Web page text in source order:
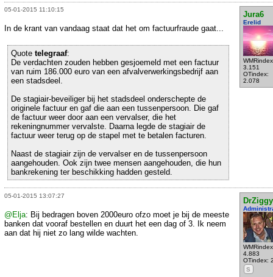
05-01-2015 11:10:15
Jura6
Erelid
3.151
OTindex:
2.078
In de krant van vandaag staat dat het om factuurfraude gaat...
Quote telegraaf:
De verdachten zouden hebben gesjoemeld met een factuur
van ruim 186.000 euro van een afvalverwerkingsbedrijf aan
een stadsdeel.
De stagiair-beveiliger bij het stadsdeel onderschepte de
originele factuur en gaf die aan een tussenpersoon. Die gaf
de factuur weer door aan een vervalser, die het
rekeningnummer vervalste. Daarna legde de stagiair de
factuur weer terug op de stapel met te betalen facturen.
Naast de stagiair zijn de vervalser en de tussenpersoon
aangehouden. Ook zijn twee mensen aangehouden, die hun
bankrekening ter beschikking hadden gesteld.
05-01-2015 13:07:27
DrZiggy
4.883
OTindex:
S
@Elja: Bij bedragen boven 2000euro ofzo moet je bij de meeste
banken dat vooraf bestellen en duurt het een dag of 3. Ik neem
aan dat hij niet zo lang wilde wachten.